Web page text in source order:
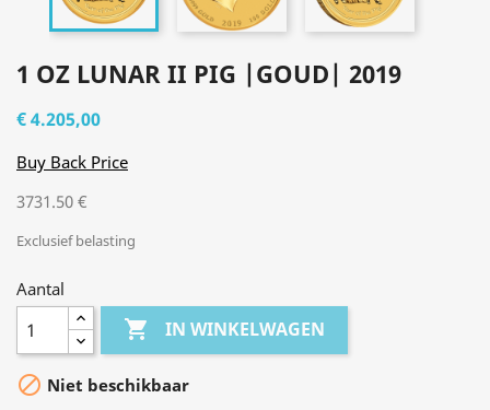
1 OZ LUNAR II PIG |GOUD| 2019
€ 4.205,00
Buy Back Price
3731.50 €
Exclusief belasting
Aantal
 IN WINKELWAGEN
 Niet beschikbaar